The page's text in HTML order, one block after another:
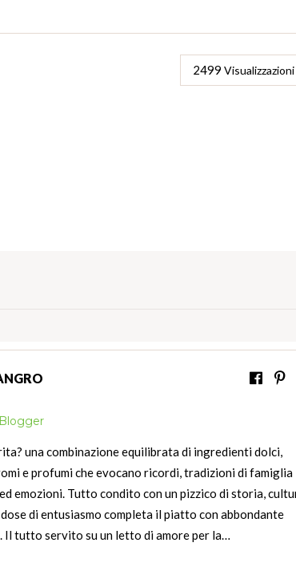
2499 Visualizzazioni
una combinazione equilibrata di ingredienti dolci,
e profumi che evocano ricordi, tradizioni di famiglia
emozioni. Tutto condito con un pizzico di storia,
di entusiasmo completa il piatto con abbondante
Il tutto servito su un letto di amore per la…